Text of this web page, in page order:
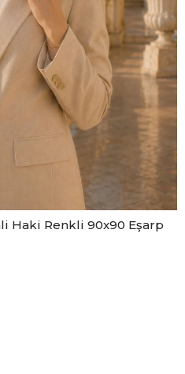
Haki Renkli 90x90 Eşarp